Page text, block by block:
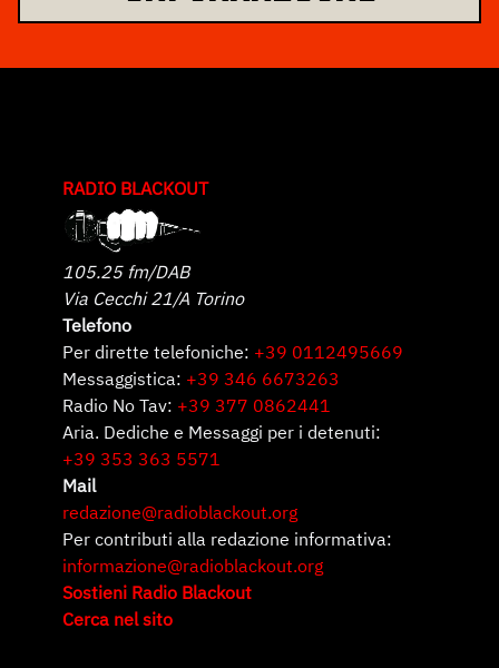
RADIO BLACKOUT
105.25 fm/DAB
Via Cecchi 21/A Torino
Telefono
Per dirette telefoniche: +39 0112495669
Messaggistica: +39 346 6673263
Radio No Tav: +39 377 0862441
Aria. Dediche e Messaggi per i detenuti:
+39 353 363 5571
Mail
redazione@radioblackout.org
Per contributi alla redazione informativa:
informazione@radioblackout.org
Sostieni Radio Blackout
Cerca nel sito